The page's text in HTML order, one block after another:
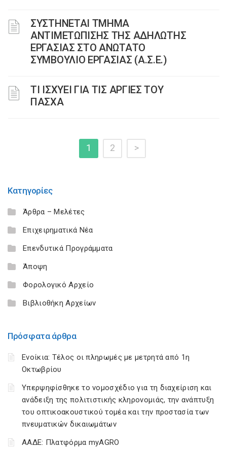
ΣΥΣΤΗΝΕΤΑΙ ΤΜΗΜΑ
ΑΝΤΙΜΕΤΩΠΙΣΗΣ ΤΗΣ ΑΔΗΛΩΤΗΣ
ΕΡΓΑΣΙΑΣ ΣΤΟ ΑΝΩΤΑΤΟ
ΣΥΜΒΟΥΛΙΟ ΕΡΓΑΣΙΑΣ (Α.Σ.Ε.)
ΤΙ ΙΣΧΥΕΙ ΓΙΑ ΤΙΣ ΑΡΓΙΕΣ ΤΟΥ
ΠΑΣΧΑ
1 2 >
Κατηγορίες
Άρθρα – Μελέτες
Επιχειρηματικά Νέα
Επενδυτικά Προγράμματα
Άποψη
Φορολογικό Αρχείο
Βιβλιοθήκη Αρχείων
Πρόσφατα άρθρα
Ενοίκια: Τέλος οι πληρωμές με μετρητά από 1η
Οκτωβρίου
Υπερψηφίσθηκε το νομοσχέδιο για τη διαχείριση και
ανάδειξη της πολιτιστικής κληρονομιάς, την ανάπτυξη
του οπτικοακουστικού τομέα και την προστασία των
πνευματικών δικαιωμάτων
ΑΑΔΕ: Πλατφόρμα myAGRO